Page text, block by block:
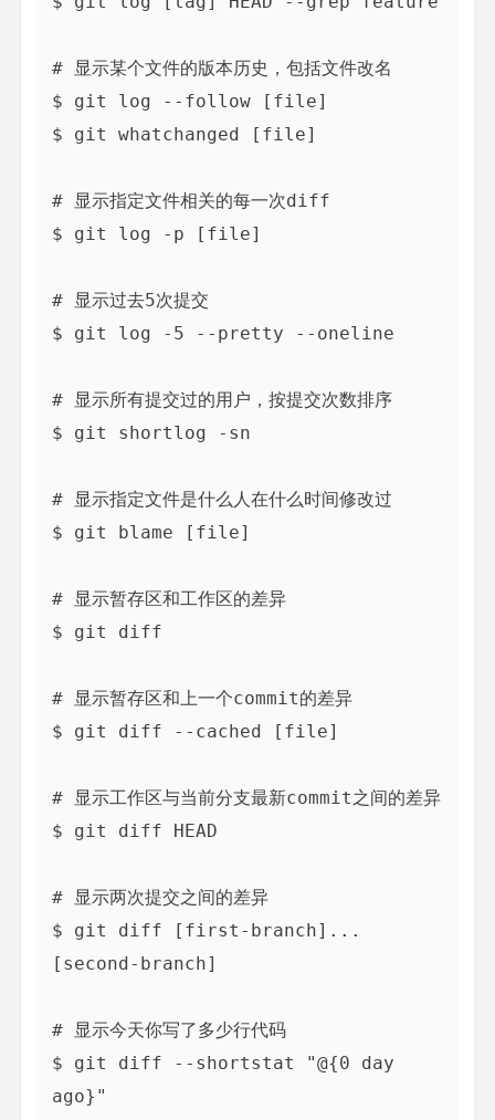
# 显示某个文件的版本历史，包括文件改名
$ git log --follow [file]
$ git whatchanged [file]
# 显示指定文件相关的每一次diff
$ git log -p [file]
# 显示过去5次提交
$ git log -5 --pretty --oneline
# 显示所有提交过的用户，按提交次数排序
$ git shortlog -sn
# 显示指定文件是什么人在什么时间修改过
$ git blame [file]
# 显示暂存区和工作区的差异
$ git diff
# 显示暂存区和上一个commit的差异
$ git diff --cached [file]
# 显示工作区与当前分支最新commit之间的差异
$ git diff HEAD
# 显示两次提交之间的差异
$ git diff [first-branch]...
[second-branch]
# 显示今天你写了多少行代码
$ git diff --shortstat "@{0 day
ago}"